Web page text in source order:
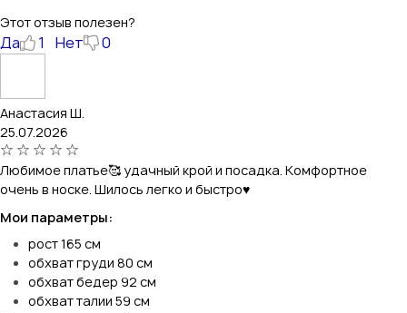
Этот отзыв полезен?
Да 1 Нет 0
Анастасия Ш.
25.07.2026
Любимое платье🥰 удачный крой и посадка. Комфортное
очень в носке. Шилось легко и быстро♥️
Мои параметры:
рост 165 см
обхват груди 80 см
обхват бедер 92 см
обхват талии 59 см